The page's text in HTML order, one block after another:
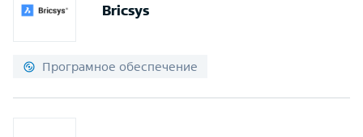
Bricsys
Програмное обеспечение